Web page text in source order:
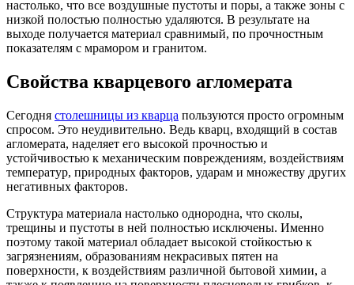
настолько, что все воздушные пустоты и поры, а также зоны с
низкой полостью полностью удаляются. В результате на
выходе получается материал сравнимый, по прочностным
показателям с мрамором и гранитом.
Свойства кварцевого агломерата
Сегодня столешницы из кварца пользуются просто огромным
спросом. Это неудивительно. Ведь кварц, входящий в состав
агломерата, наделяет его высокой прочностью и
устойчивостью к механическим повреждениям, воздействиям
температур, природных факторов, ударам и множеству других
негативных факторов.
Структура материала настолько однородна, что сколы,
трещины и пустоты в ней полностью исключены. Именно
поэтому такой материал обладает высокой стойкостью к
загрязнениям, образованиям некрасивых пятен на
поверхности, к воздействиям различной бытовой химии, а